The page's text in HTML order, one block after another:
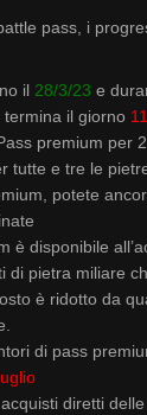
pass, i
il 28/3/23 e
termina il giorno
premium per
tutte e tre le
potete
è disponibile
di pietra miliare
è ridotto da
di pass
diretti